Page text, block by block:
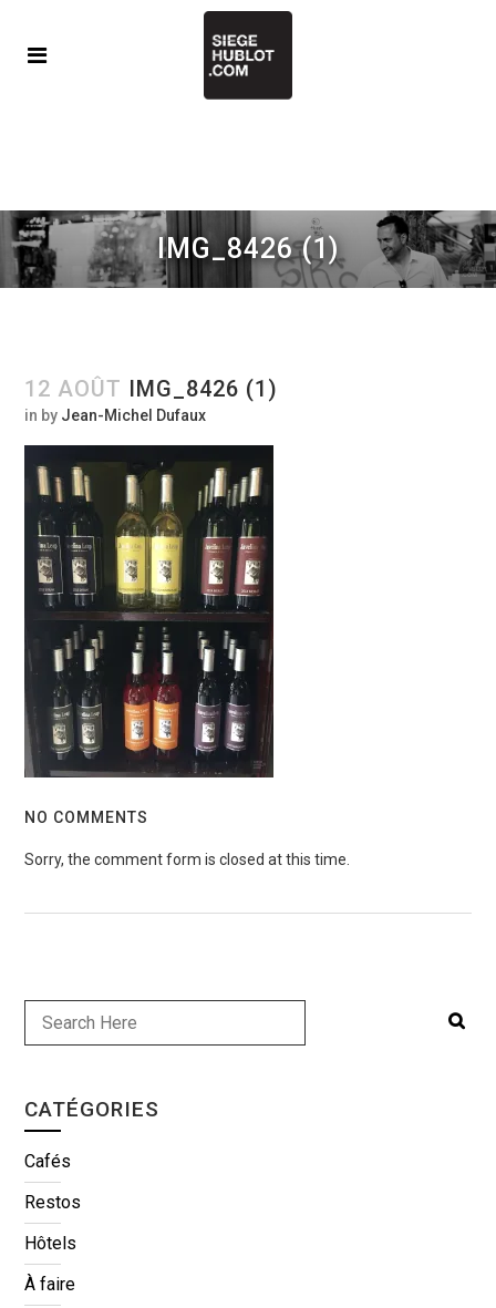
IMG_8426 (1)
12 AOÛT IMG_8426 (1)
in by Jean-Michel Dufaux
NO COMMENTS
Sorry, the comment form is closed at this time.
CATÉGORIES
Cafés
Restos
Hôtels
À faire